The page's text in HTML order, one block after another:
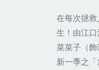
在每次拯
生！由江
菜菜子（
新一季之